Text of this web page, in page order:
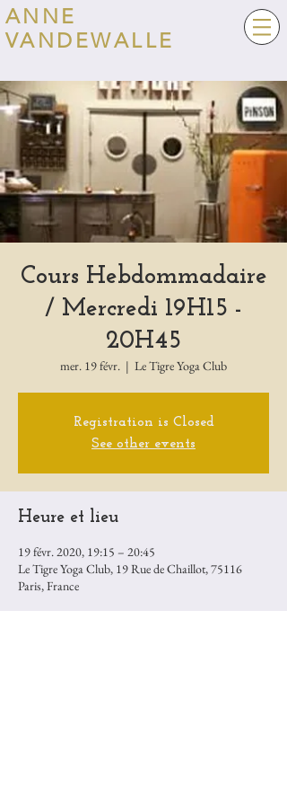
ANNE
VANDEWALLE
Cours Hebdommadaire
/ Mercredi 19H15 -
20H45
mer. 19 févr.
  |
Le Tigre Yoga Club
Registration is Closed
See other events
Heure et lieu
19 févr. 2020, 19:15 – 20:45
Le Tigre Yoga Club, 19 Rue de Chaillot, 75116
Paris, France